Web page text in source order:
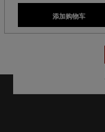
添加购物车